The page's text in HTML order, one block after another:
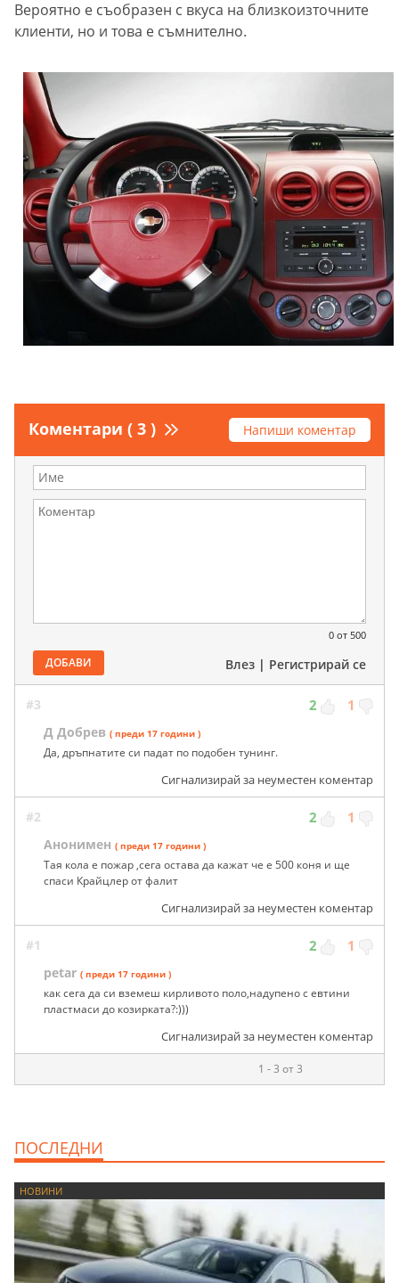
Вероятно е съобразен с вкуса на близкоизточните
клиенти, но и това е съмнително.
Коментари ( 3 ) Напиши коментар
0 от 500
ДОБАВИ Влез | Регистрирай се
#3 2 1
Д Добрев ( преди 17 години )
Да, дръпнатите си падат по подобен тунинг.
Сигнализирай за неуместен коментар
#2 2 1
Анонимен ( преди 17 години )
Тая кола е пожар ,сега остава да кажат че е 500 коня и ще
спаси Крайцлер от фалит
Сигнализирай за неуместен коментар
#1 2 1
petar ( преди 17 години )
как сега да си вземеш кирливото поло,надупено с евтини
пластмаси до козирката?:)))
Сигнализирай за неуместен коментар
1 - 3 от 3
ПОСЛЕДНИ
НОВИНИ